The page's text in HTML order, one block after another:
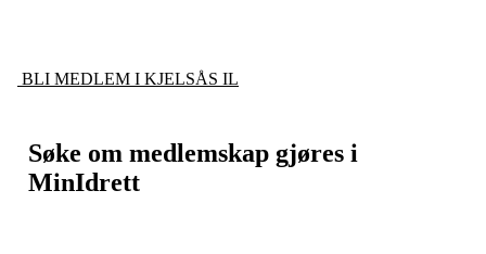
BLI MEDLEM I KJELSÅS IL
Søke om medlemskap gjøres i
MinIdrett